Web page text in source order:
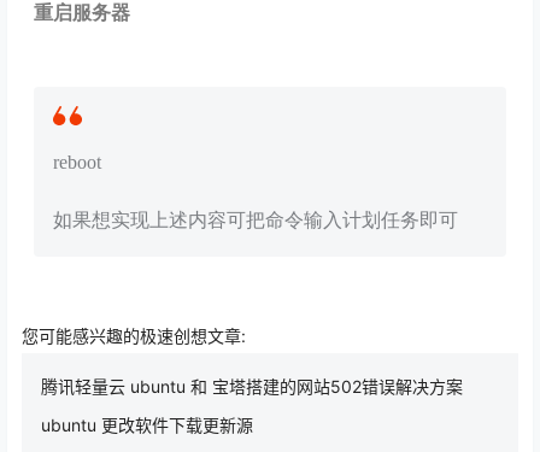
重启服务器
reboot
如果想实现上述内容可把命令输入计划任务即可
您可能感兴趣的极速创想文章:
腾讯轻量云 ubuntu 和 宝塔搭建的网站502错误解决方案
ubuntu 更改软件下载更新源